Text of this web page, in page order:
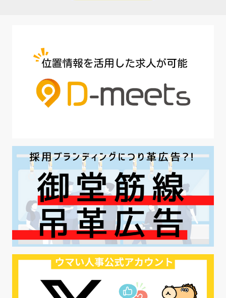
#魅力の伝え方 #求職者 #27卒
#採用オウンドメディア #業種別
#採用ピッチ資料 #28卒 #ロールモデル
#第二新卒 #採用の効率化
#AI活用 #職場カルチャーギャップ
#早期退職 #ハラスメント
#ハラスメント対策 #SNS活用
#リクルーター制度 #内定辞退の防止
#歩留まり改善 #採用ナーチャリング
#採用CX #学内セミナー #カジュアル面談